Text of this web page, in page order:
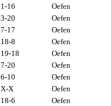
1-16 Oefen
3-20 Oefen
7-17 Oefen
18-8 Oefen
19-18 Oefen
7-20 Oefen
6-10 Oefen
X-X Oefen
18-6 Oefen